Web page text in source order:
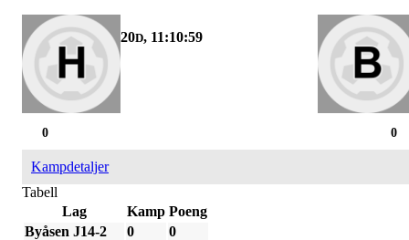
20D, 11:10:59
0
0
Kampdetaljer
Tabell
Lag
Kamp Poeng
Byåsen J14-2
0
0